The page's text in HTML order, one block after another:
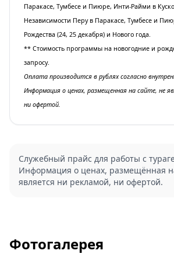
Паракасе, Тумбесе и Пиюре, Инти-Райми в
Независимости Перу в Паракасе, Тумбесе и
Рождества (24, 25 декабря) и Нового года.
** Стоимость программы на новогодние и
запросу.
Оплата производится в рублях согласно
Информация о ценах, размещенная на сайте, не
ни офертой.
Служебный прайс для работы с
Информация о ценах, размещённая
является ни рекламой, ни офертой.
Фотогалерея